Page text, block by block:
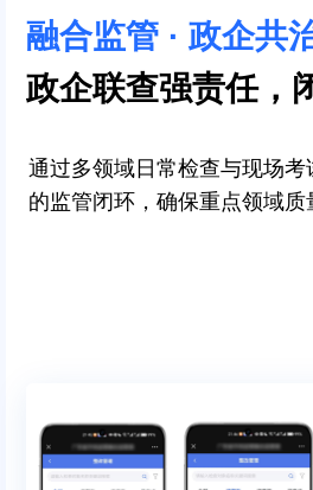
通过多领域日常检查与现场
的监管闭环，确保重点领域
融合监管 · 政企共
政企联查强责任，